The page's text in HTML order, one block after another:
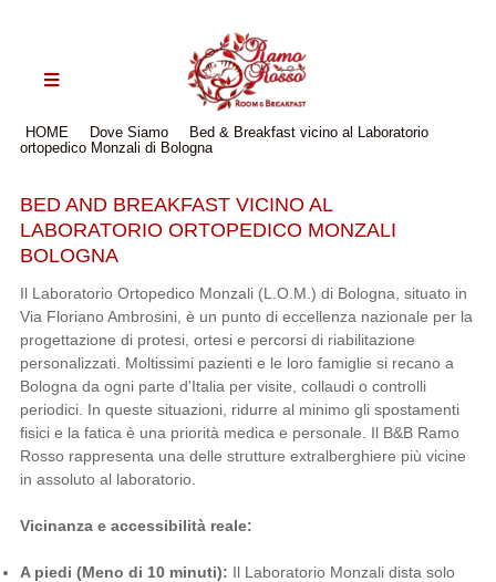
HOME Dove Siamo
Bed & Breakfast vicino al Laboratorio
ortopedico Monzali di Bologna
BED AND BREAKFAST VICINO AL
LABORATORIO ORTOPEDICO MONZALI
BOLOGNA
Il Laboratorio Ortopedico Monzali (L.O.M.) di Bologna, situato in
Via Floriano Ambrosini, è un punto di eccellenza nazionale per la
progettazione di protesi, ortesi e percorsi di riabilitazione
personalizzati. Moltissimi pazienti e le loro famiglie si recano a
Bologna da ogni parte d'Italia per visite, collaudi o controlli
periodici. In queste situazioni, ridurre al minimo gli spostamenti
fisici e la fatica è una priorità medica e personale. Il B&B Ramo
Rosso rappresenta una delle strutture extralberghiere più vicine
in assoluto al laboratorio.
Vicinanza e accessibilità reale:
A piedi (Meno di 10 minuti): Il Laboratorio Monzali dista solo